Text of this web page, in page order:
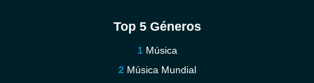
Top 5 Géneros
Música
Música Mundial